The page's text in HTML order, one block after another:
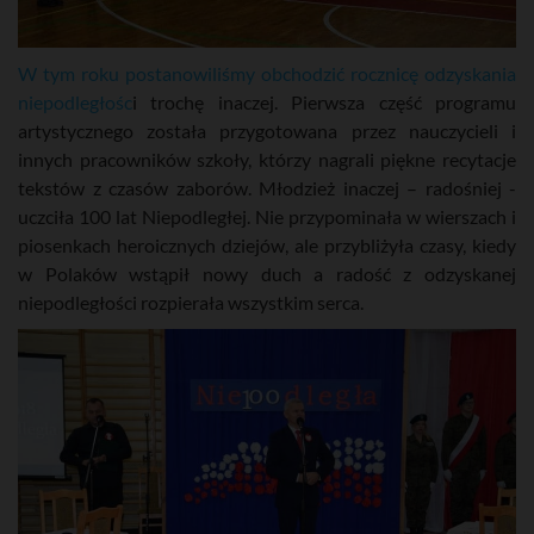
W tym roku postanowiliśmy obchodzić rocznicę odzyskania
niepodległości trochę inaczej. Pierwsza część programu
artystycznego została przygotowana przez nauczycieli i
innych pracowników szkoły, którzy nagrali piękne recytacje
tekstów z czasów zaborów. Młodzież inaczej – radośniej -
uczciła 100 lat Niepodległej. Nie przypominała w wierszach i
piosenkach heroicznych dziejów, ale przybliżyła czasy, kiedy
w Polaków wstąpił nowy duch a radość z odzyskanej
niepodległości rozpierała wszystkim serca.